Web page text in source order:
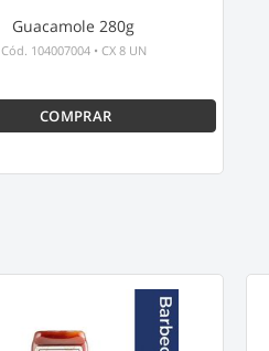
Guacamole 280g
Cód. 104007004 • CX 8 UN
COMPRAR